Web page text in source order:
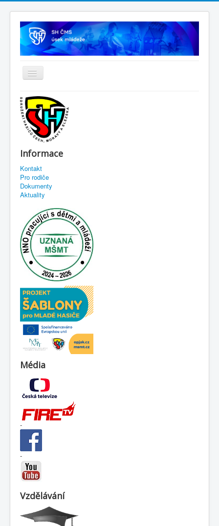
Informace
Kontakt
Pro rodiče
Dokumenty
Aktuality
Média
-
-
Vzdělávání